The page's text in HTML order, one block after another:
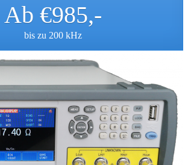
Ab €985,-
bis zu 200 kHz